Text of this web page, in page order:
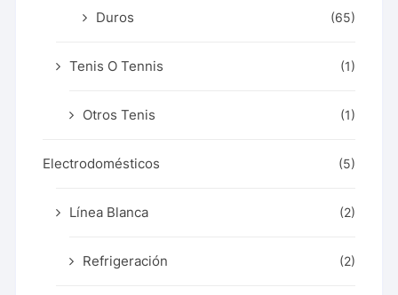
Duros (65)
Tenis O Tennis (1)
Otros Tenis (1)
Electrodomésticos (5)
Línea Blanca (2)
Refrigeración (2)